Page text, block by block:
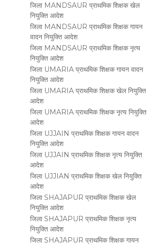
जिला MANDSAUR प्राथमिक शिक्षक खेल
नियुक्ति आदेश
जिला MANDSAUR प्राथमिक शिक्षक गायन
वादन नियुक्ति आदेश
जिला MANDSAUR प्राथमिक शिक्षक नृत्य
नियुक्ति आदेश
जिला UMARIA प्राथमिक शिक्षक गायन वादन
नियुक्ति आदेश
जिला UMARIA प्राथमिक शिक्षक खेल नियुक्ति
आदेश
जिला UMARIA प्राथमिक शिक्षक नृत्य नियुक्ति
आदेश
जिला UJJAIN प्राथमिक शिक्षक गायन वादन
नियुक्ति आदेश
जिला UJJAIN प्राथमिक शिक्षक नृत्य नियुक्ति
आदेश
जिला UJJIAN प्राथमिक शिक्षक खेल नियुक्ति
आदेश
जिला SHAJAPUR प्राथमिक शिक्षक खेल
नियुक्ति आदेश
जिला SHAJAPUR प्राथमिक शिक्षक नृत्य
नियुक्ति आदेश
जिला SHAJAPUR प्राथमिक शिक्षक गायन